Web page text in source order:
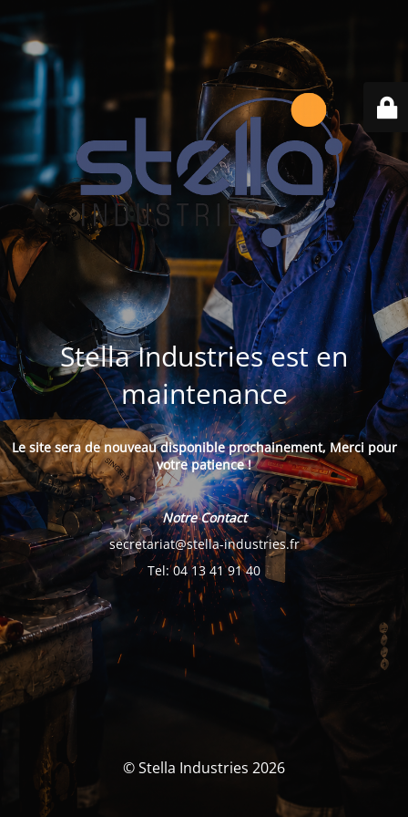
Stella Industries est en
maintenance
Le site sera de nouveau disponible prochainement, Merci pour
votre patience !
Notre Contact
secretariat@stella-industries.fr
Tel: 04 13 41 91 40
© Stella Industries 2026